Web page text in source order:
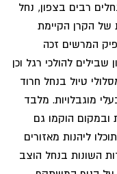
ה-90, ובדומה לנחלים רבים בצפון, נחל
של הקרן הקיימת
המרשים זכה
להולכי רגל וכן
טיול בנחל חרוד
מוגבלויות. מלבד
ובמקום הוקמו גם
ליהנות מאזורים
השונות בנחל הוצב